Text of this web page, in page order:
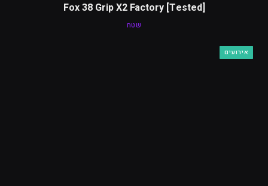
[Tested] Fox 38 Grip X2 Factory
שטח
אירועים